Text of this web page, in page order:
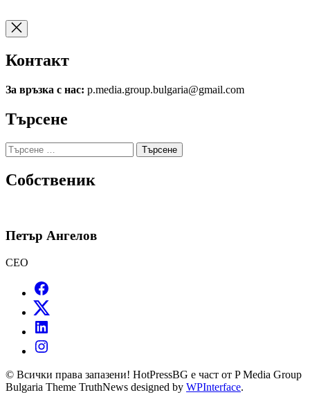
Контакт
За връзка с нас: p.media.group.bulgaria@gmail.com
Търсене
Търсене
за:
Собственик
Петър Ангелов
CEO
© Всички права запазени! HotPressBG е част от P Media Group
Bulgaria Theme TruthNews designed by WPInterface.